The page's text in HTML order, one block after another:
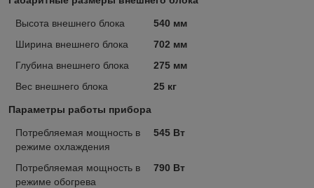
Высота внешнего блока
540 мм
Ширина внешнего блока
702 мм
Глубина внешнего блока
275 мм
Вес внешнего блока
25 кг
Параметры работы прибора
Потребляемая мощность в
режиме охлаждения
545 Вт
Потребляемая мощность в
режиме обогрева
790 Вт